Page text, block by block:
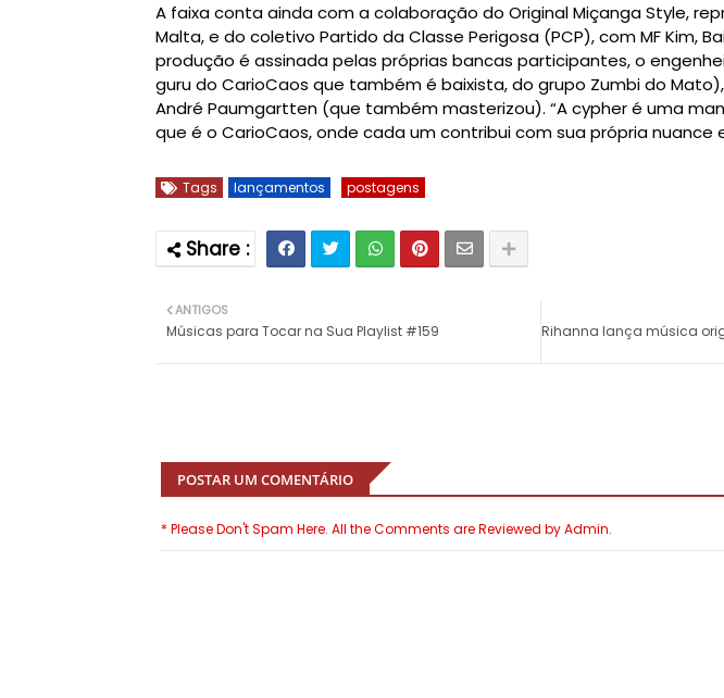
A faixa conta ainda com a colaboração do Original Miçanga Style,
Malta, e do coletivo Partido da Classe Perigosa (PCP), com MF Kim,
produção é assinada pelas próprias bancas participantes, o
guru do CarioCaos que também é baixista, do grupo Zumbi do
André Paumgartten (que também masterizou). “A cypher é uma
que é o CarioCaos, onde cada um contribui com sua própria nuance
Tags lançamentos postagens
Rihanna lança música
ANTIGOS
Músicas para Tocar na Sua Playlist #159
POSTAR UM COMENTÁRIO
* Please Don't Spam Here. All the Comments are Reviewed by Admin.